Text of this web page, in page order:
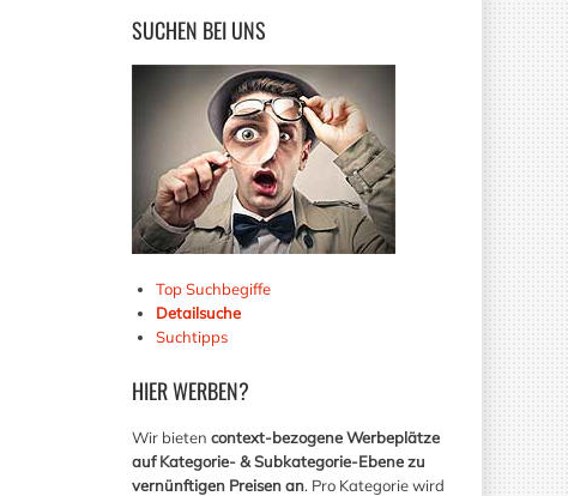
SUCHEN BEI UNS
Top Suchbegiffe
Detailsuche
Suchtipps
HIERWERBEN?
Wir bieten context-bezogene Werbeplätze
auf Kategorie- & Subkategorie-Ebene zu
vernünftigen Preisen an. Pro Kategorie wird